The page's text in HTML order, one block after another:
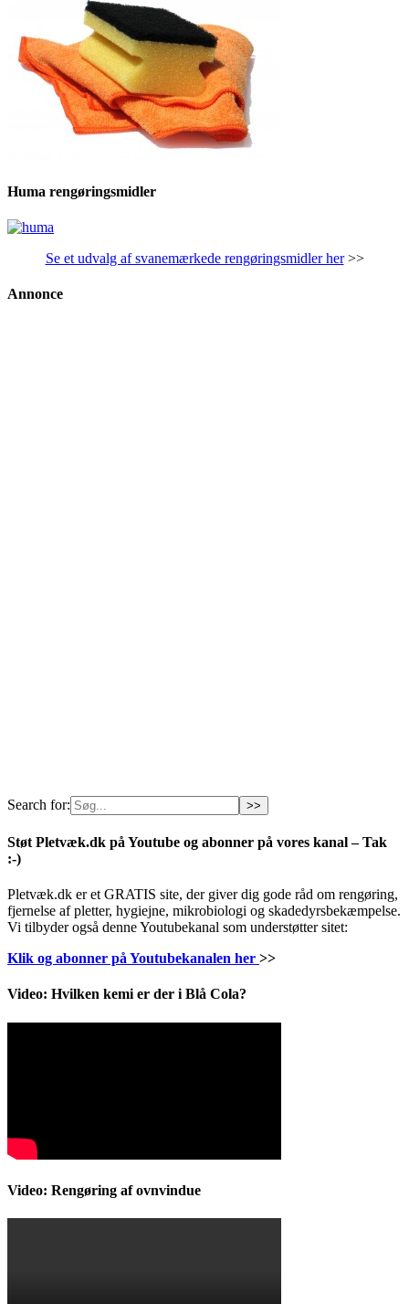
Huma rengøringsmidler
Se et udvalg af svanemærkede rengøringsmidler her>>
Annonce
Search for:
Støt Pletvæk.dk på Youtube og abonner på vores kanal – Tak
:-)
Pletvæk.dk er et GRATIS site, der giver dig gode råd om rengøring,
fjernelse af pletter, hygiejne, mikrobiologi og skadedyrsbekæmpelse.
Vi tilbyder også denne Youtubekanal som understøtter sitet:
Klik og abonner på Youtubekanalen her >>
Video: Hvilken kemi er der i Blå Cola?
Video: Rengøring af ovnvindue